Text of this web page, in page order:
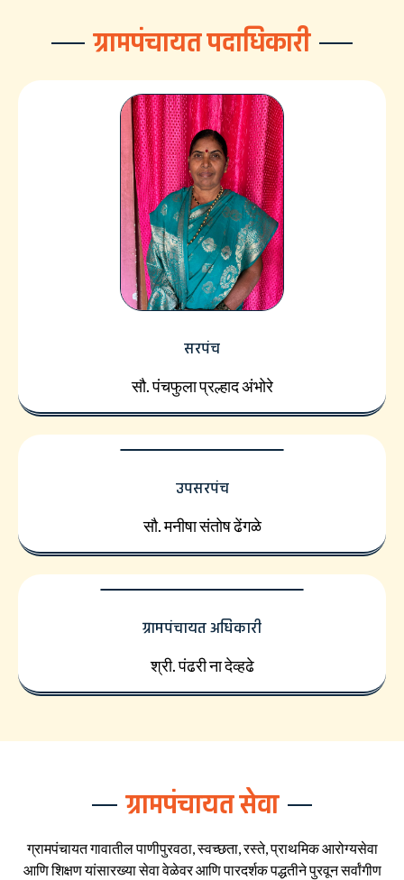
ग्रामपंचायत पदाधिकारी
सरपंच
सौ. पंचफुला प्रल्हाद अंभोरे
उपसरपंच
सौ. मनीषा संतोष ढेंगळे
ग्रामपंचायत अधिकारी
श्री. पंढरी ना देव्हढे
ग्रामपंचायत सेवा
ग्रामपंचायत गावातील पाणीपुरवठा, स्वच्छता, रस्ते, प्राथमिक आरोग्यसेवा
आणि शिक्षण यांसारख्या सेवा वेळेवर आणि पारदर्शक पद्धतीने पुरवून सर्वांगीण